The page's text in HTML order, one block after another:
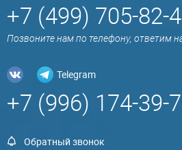
+7 (499) 705-82-
Позвоните нам по телефону, ответим
Telegram
+7 (996) 174-39-
Обратный звонок